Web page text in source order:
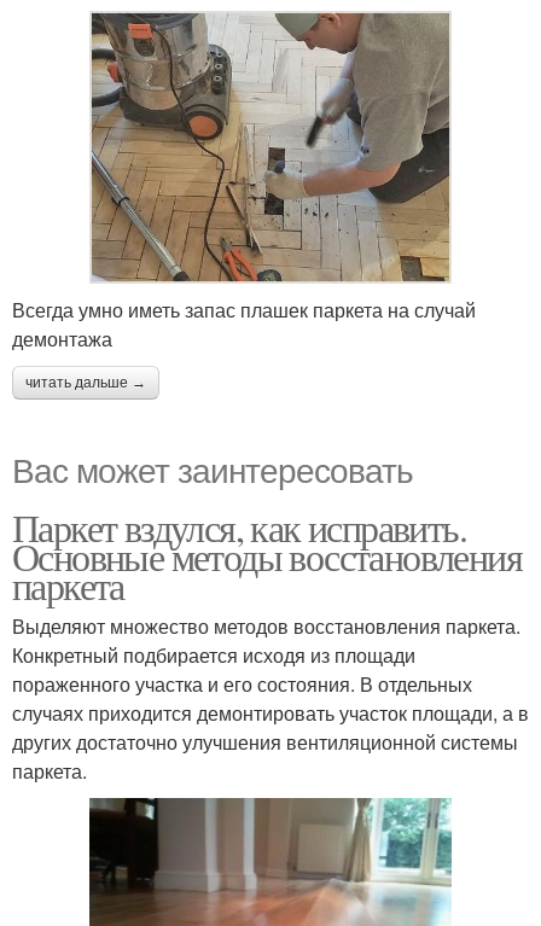
Всегда умно иметь запас плашек паркета на случай
демонтажа
читать дальше →
Вас может заинтересовать
Паркет вздулся, как исправить.
Основные методы восстановления
паркета
Выделяют множество методов восстановления паркета.
Конкретный подбирается исходя из площади
пораженного участка и его состояния. В отдельных
случаях приходится демонтировать участок площади, а в
других достаточно улучшения вентиляционной системы
паркета.